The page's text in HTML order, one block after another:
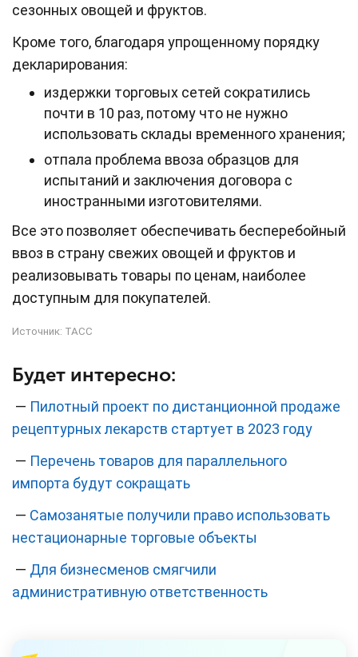
сезонных овощей и фруктов.
Кроме того, благодаря упрощенному порядку
декларирования:
издержки торговых сетей сократились
почти в 10 раз, потому что не нужно
использовать склады временного хранения;
отпала проблема ввоза образцов для
испытаний и заключения договора с
иностранными изготовителями.
Все это позволяет обеспечивать бесперебойный
ввоз в страну свежих овощей и фруктов и
реализовывать товары по ценам, наиболее
доступным для покупателей.
Источник: ТАСС
Будет интересно:
— Пилотный проект по дистанционной продаже
рецептурных лекарств стартует в 2023 году
— Перечень товаров для параллельного
импорта будут сокращать
— Самозанятые получили право использовать
нестационарные торговые объекты
— Для бизнесменов смягчили
административную ответственность